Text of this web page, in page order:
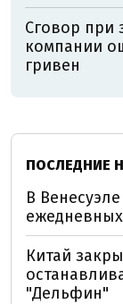
Сговор при
компании
гривен
ПОСЛЕДНИЕ
В
Китай
"Дельфин"